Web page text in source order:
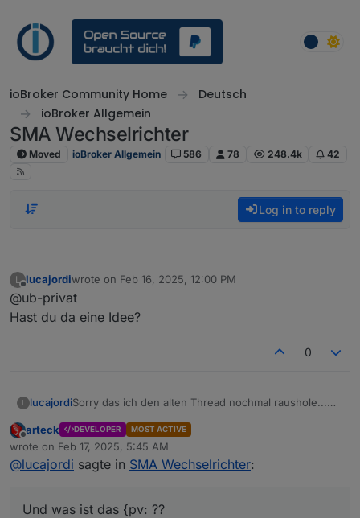
ioBroker Community Home
Deutsch
ioBroker Allgemein
SMA Wechselrichter
Moved ioBroker Allgemein 586 78 248.4k 42
Log in to reply
L
Offline
lucajordiwrote on Feb 16, 2025, 12:00 PM
last edited by
@ub-privat
Hast du da eine Idee?
0
L lucajordiSorry das ich den alten Thread nochmal raushole...
Anzeige sauber zu installieren!
Sieht so bei mir aus:
Offline
arteck DEVELOPER MOST ACTIVE
wrote on Feb 17, 2025, 5:45 AM
last edited by
@lucajordi sagte in SMA Wechselrichter:
Und was ist das {pv: ??